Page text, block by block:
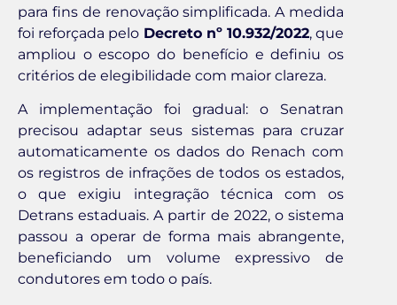
para fins de renovação simplificada. A medida
foi reforçada pelo Decreto nº 10.932/2022, que
ampliou o escopo do benefício e definiu os
critérios de elegibilidade com maior clareza.
A implementação foi gradual: o Senatran
precisou adaptar seus sistemas para cruzar
automaticamente os dados do Renach com
os registros de infrações de todos os estados,
o que exigiu integração técnica com os
Detrans estaduais. A partir de 2022, o sistema
passou a operar de forma mais abrangente,
beneficiando um volume expressivo de
condutores em todo o país.